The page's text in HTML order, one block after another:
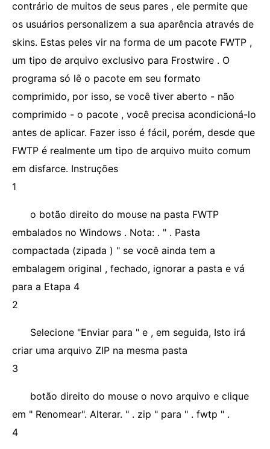
contrário de muitos de seus pares , ele permite que
os usuários personalizem a sua aparência através de
skins. Estas peles vir na forma de um pacote FWTP ,
um tipo de arquivo exclusivo para Frostwire . O
programa só lê o pacote em seu formato
comprimido, por isso, se você tiver aberto - não
comprimido - o pacote , você precisa acondicioná-lo
antes de aplicar. Fazer isso é fácil, porém, desde que
FWTP é realmente um tipo de arquivo muito comum
em disfarce. Instruções
1
o botão direito do mouse na pasta FWTP
embalados no Windows . Nota: . " . Pasta
compactada (zipada ) " se você ainda tem a
embalagem original , fechado, ignorar a pasta e vá
para a Etapa 4
2
Selecione "Enviar para " e , em seguida, Isto irá
criar uma arquivo ZIP na mesma pasta
3
botão direito do mouse o novo arquivo e clique
em " Renomear". Alterar. " . zip " para " . fwtp " .
4